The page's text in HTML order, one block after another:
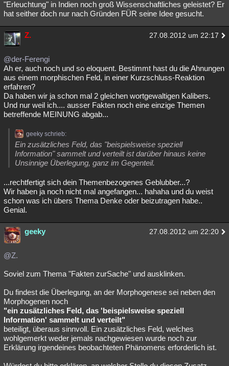
"Erleuchtung" in Indien noch groß Wissenschaftliches geleistet? Er
hat seither doch nur nach Gründen FÜR seine Idee gesucht.
Z. 27.08.2012 um 22:17
@der-Ferengi
Ah er, auch noch und so eloquent. Bestimmt hast du die Ahnungen
aus einem morphischen Feld, in einer Kurzschluss-Reaktion
erfahren?
Da haben wir ja schon mal 2 gleichen wortgewaltigen Kalibers.
Und nur weil ich.... ausser Fakten noch eine einzige Themen
betreffende MEINUNG abgab...
geeky schrieb:
Ein zusätzliches Feld, das "beispielsweise speziell
Information" sammelt und verteilt ist darüber hinaus keine
Unsinnige Überlegung, ganz im Gegenteil.
...rechtfertigt sich dein Themenbezogenes Geblubber...?
Wir haben ja noch nicht mal angefangen... hahaha und du weist
schon was ich übers Thema Denke oder beizutragen habe..
Genial.
geeky 27.08.2012 um 22:20
@Z.
Soviel zum Thema "Fakten zurSache" und ausklinken.
Du findest die Überlegung, an der Morphogenese sei neben den
Morphogenen noch
"ein zusätzliches Feld, das 'beispielsweise speziell
Information' sammelt und verteilt"
beteiligt, überaus sinnvoll. Ein zusätzliches Feld, welches
wohlgemerkt weder jemals nachgewiesen wurde noch zur
Erklärung irgendeines beobachteten Phänomens erforderlich ist.